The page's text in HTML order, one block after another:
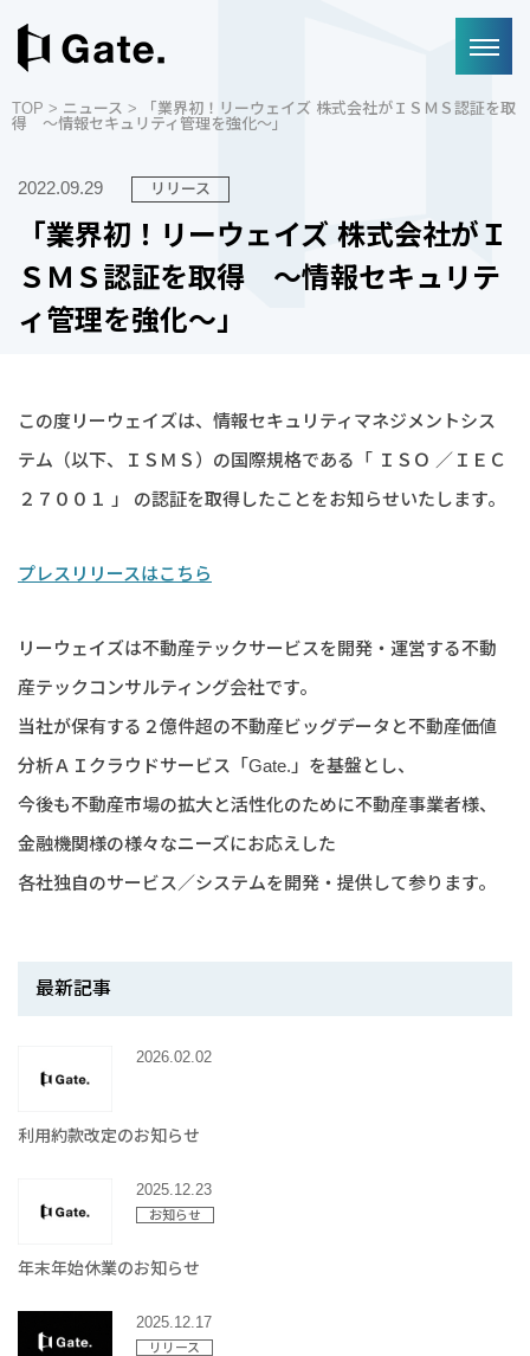
TOP > ニュース > 「業界初！リーウェイズ 株式会社がＩＳＭＳ認証を取
得 ～情報セキュリティ管理を強化～」
2022.09.29 リリース
「業界初！リーウェイズ 株式会社がＩ
ＳＭＳ認証を取得 ～情報セキュリテ
ィ管理を強化～」
この度リーウェイズは、情報セキュリティマネジメントシス
テム（以下、ＩＳＭＳ）の国際規格である「 ＩＳＯ ／ＩＥＣ
２７００１ 」 の認証を取得したことをお知らせいたします。
プレスリリースはこちら
リーウェイズは不動産テックサービスを開発・運営する不動
産テックコンサルティング会社です。
当社が保有する２億件超の不動産ビッグデータと不動産価値
分析ＡＩクラウドサービス「Gate.」を基盤とし、
今後も不動産市場の拡大と活性化のために不動産事業者様、
金融機関様の様々なニーズにお応えした
各社独自のサービス／システムを開発・提供して参ります。
最新記事
2026.02.02
利用約款改定のお知らせ
2025.12.23
お知らせ
年末年始休業のお知らせ
2025.12.17
リリース